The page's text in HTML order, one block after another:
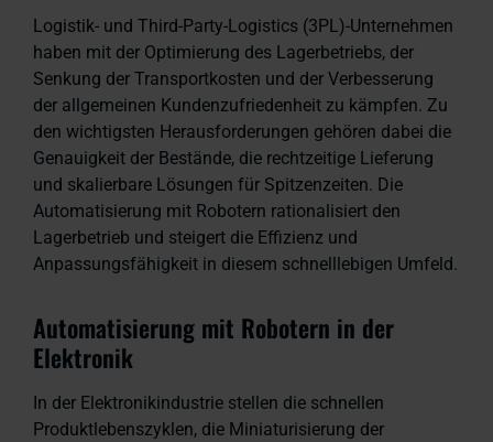
Logistik- und Third-Party-Logistics (3PL)-Unternehmen
haben mit der Optimierung des Lagerbetriebs, der
Senkung der Transportkosten und der Verbesserung
der allgemeinen Kundenzufriedenheit zu kämpfen. Zu
den wichtigsten Herausforderungen gehören dabei die
Genauigkeit der Bestände, die rechtzeitige Lieferung
und skalierbare Lösungen für Spitzenzeiten. Die
Automatisierung mit Robotern rationalisiert den
Lagerbetrieb und steigert die Effizienz und
Anpassungsfähigkeit in diesem schnelllebigen Umfeld.
Automatisierung mit Robotern in der
Elektronik
In der Elektronikindustrie stellen die schnellen
Produktlebenszyklen, die Miniaturisierung der